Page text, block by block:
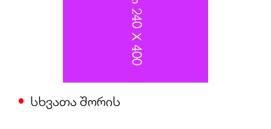
სხვათა შორის